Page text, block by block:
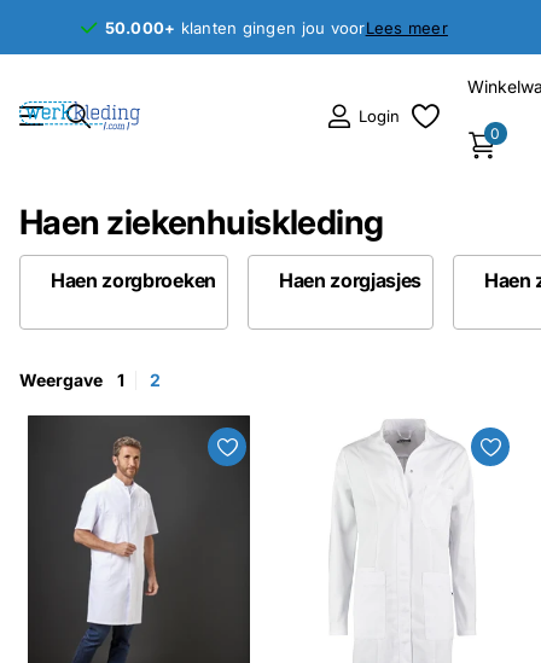
50.000+ klanten gingen jou voorLees meer
50.000+
Login
0
Haen ziekenhuiskleding
Haen zorgbroeken Haen zorgjasjes Haen
Weergave 1 2